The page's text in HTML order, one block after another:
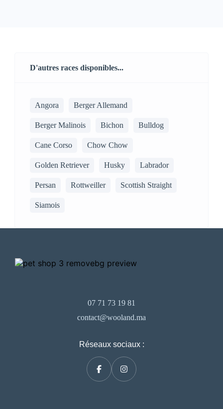
D'autres races disponibles...
Angora Berger Allemand
Berger Malinois Bichon Bulldog
Cane Corso Chow Chow
Golden Retriever Husky Labrador
Persan Rottweiller Scottish Straight
Siamois
07 71 73 19 81
contact@wooland.ma
Réseaux sociaux :